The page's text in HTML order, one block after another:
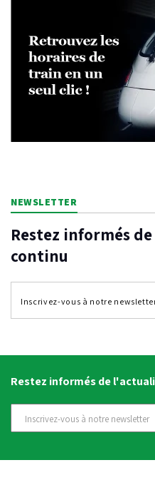
NEWSLETTER
Restez informés
continu
Restez informés de